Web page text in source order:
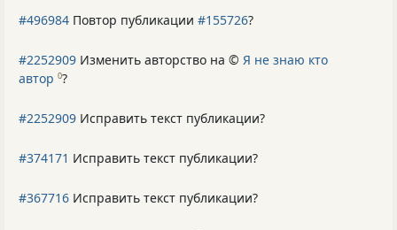
#496984 Повтор публикации #155726?
#2252909 Изменить авторство на © Я не знаю кто
автор 0?
#2252909 Исправить текст публикации?
#374171 Исправить текст публикации?
#367716 Исправить текст публикации?